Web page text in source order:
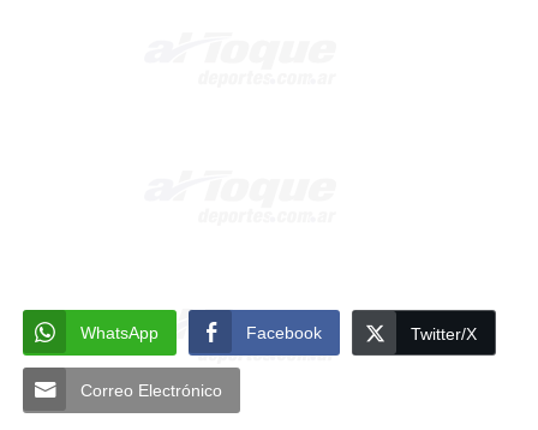
WhatsApp Facebook Twitter/X
Correo Electrónico